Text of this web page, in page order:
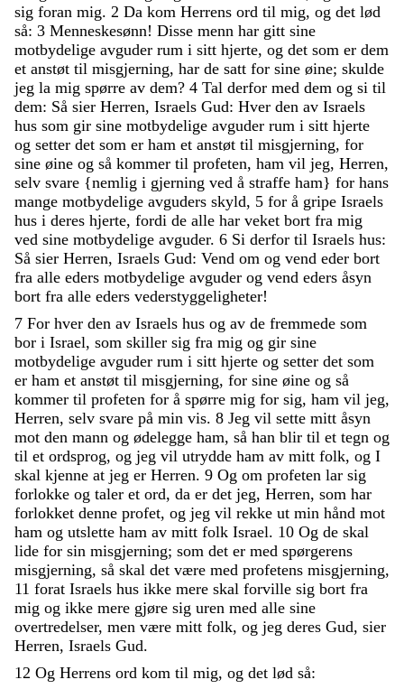
sig foran mig. 2 Da kom Herrens ord til mig, og det lød
så: 3 Menneskesønn! Disse menn har gitt sine
motbydelige avguder rum i sitt hjerte, og det som er dem
et anstøt til misgjerning, har de satt for sine øine; skulde
jeg la mig spørre av dem? 4 Tal derfor med dem og si til
dem: Så sier Herren, Israels Gud: Hver den av Israels
hus som gir sine motbydelige avguder rum i sitt hjerte
og setter det som er ham et anstøt til misgjerning, for
sine øine og så kommer til profeten, ham vil jeg, Herren,
selv svare {nemlig i gjerning ved å straffe ham} for hans
mange motbydelige avguders skyld, 5 for å gripe Israels
hus i deres hjerte, fordi de alle har veket bort fra mig
ved sine motbydelige avguder. 6 Si derfor til Israels hus:
Så sier Herren, Israels Gud: Vend om og vend eder bort
fra alle eders motbydelige avguder og vend eders åsyn
bort fra alle eders vederstyggeligheter!
7 For hver den av Israels hus og av de fremmede som
bor i Israel, som skiller sig fra mig og gir sine
motbydelige avguder rum i sitt hjerte og setter det som
er ham et anstøt til misgjerning, for sine øine og så
kommer til profeten for å spørre mig for sig, ham vil jeg,
Herren, selv svare på min vis. 8 Jeg vil sette mitt åsyn
mot den mann og ødelegge ham, så han blir til et tegn og
til et ordsprog, og jeg vil utrydde ham av mitt folk, og I
skal kjenne at jeg er Herren. 9 Og om profeten lar sig
forlokke og taler et ord, da er det jeg, Herren, som har
forlokket denne profet, og jeg vil rekke ut min hånd mot
ham og utslette ham av mitt folk Israel. 10 Og de skal
lide for sin misgjerning; som det er med spørgerens
misgjerning, så skal det være med profetens misgjerning,
11 forat Israels hus ikke mere skal forville sig bort fra
mig og ikke mere gjøre sig uren med alle sine
overtredelser, men være mitt folk, og jeg deres Gud, sier
Herren, Israels Gud.
12 Og Herrens ord kom til mig, og det lød så: